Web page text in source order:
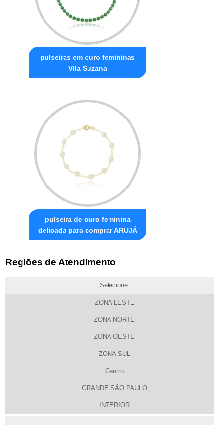
pulseiras em ouro femininas
Vila Suzana
pulseira de ouro feminina
delicada para comprar ARUJÁ
Regiões de Atendimento
Selecione:
ZONA LESTE
ZONA NORTE
ZONA OESTE
ZONA SUL
Centro
GRANDE SÃO PAULO
INTERIOR